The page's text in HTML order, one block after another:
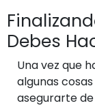
Debes
Una vez que
algunas
asegurarte